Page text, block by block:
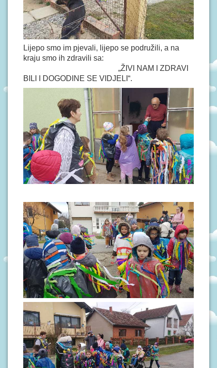
Lijepo smo im pjevali, lijepo se podružili, a na
kraju smo ih zdravili sa:
„ŽIVI NAM I ZDRAVI
BILI I DOGODINE SE VIDJELI“.